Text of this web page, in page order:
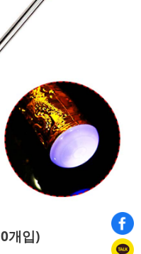
개입)